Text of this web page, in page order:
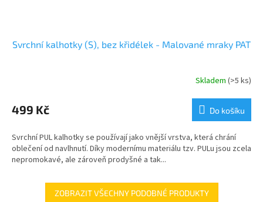
Svrchní kalhotky (S), bez křidélek - Malované mraky PAT
Skladem (>5 ks)
499 Kč Do košíku
Svrchní PUL kalhotky se používají jako vnější vrstva, která chrání
oblečení od navlhnutí. Díky modernímu materiálu tzv. PULu jsou zcela
nepromokavé, ale zároveň prodyšné a tak...
ZOBRAZIT VŠECHNY PODOBNÉ PRODUKTY